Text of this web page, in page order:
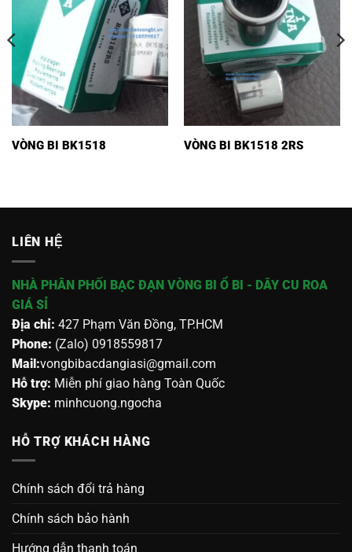
VÒNG BI BK1518 VÒNG BI BK1518 2RS
LIÊN HỆ
NHÀ PHÂN PHỐI BẠC ĐẠN VÒNG BI Ổ BI - DÂY CU ROA
GIÁ SỈ
Địa chỉ: 427 Phạm Văn Đồng, TP.HCM
Phone: (Zalo) 0918559817
Mail:vongbibacdangiasi@gmail.com
Hỗ trợ: Miễn phí giao hàng Toàn Quốc
Skype: minhcuong.ngocha
HỖ TRỢ KHÁCH HÀNG
Chính sách đổi trả hàng
Chính sách bảo hành
Hướng dẫn thanh toán